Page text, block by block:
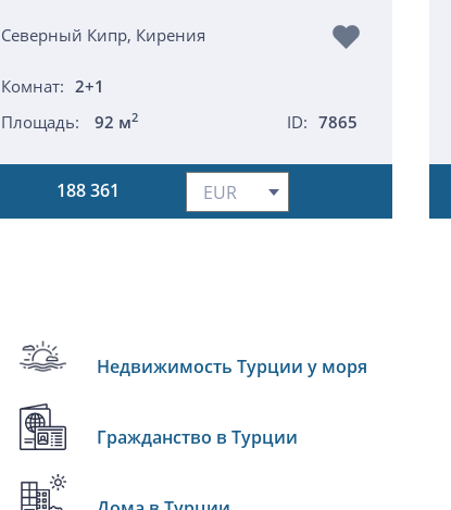
Северный Кипр, Кирения
Комнат: 2+1
Площадь:
92 м2 ID: 7865
188 361
Недвижимость Турции у моря
Гражданство в Турции